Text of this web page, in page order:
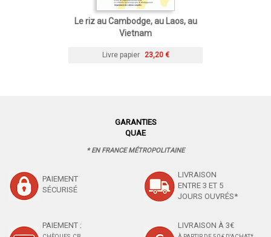
Le riz au Cambodge, au Laos, au
Vietnam
Livre papier 23,20 €
GARANTIES
QUAE
* EN FRANCE MÉTROPOLITAINE
PAIEMENT
SÉCURISÉ
LIVRAISON
ENTRE 3 ET 5
JOURS OUVRÉS*
PAIEMENT : LIVRAISON À 3€